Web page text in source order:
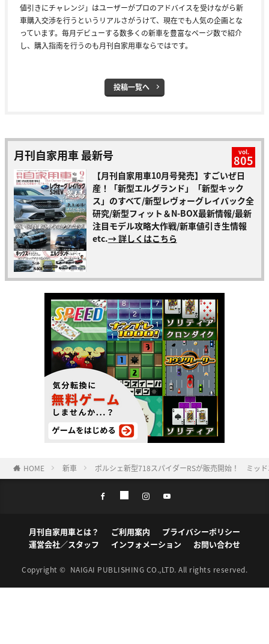
値引きにチャレンジ」はユーザーがプロのアドバイスを受けながら新
車購入交渉を行うというリアルさがうけて、現在でも人気の企画とな
っています。毎月デビューする数多くの新車を豊富なページ数で紹介
し、購入指南を行うのも月刊自家用車ならではです。
投稿一覧へ
月刊自家用車 最新号 vol.
805
【月刊自家用車10月号発売】すごいぜ日
産！「新型エルグランド」「新型キック
ス」のすべて/新型レヴォーグレイバック全
研究/新型フィット＆N-BOX最新情報/最新
注目モデル攻略大作戦/新車値引き生情報
etc.→ 詳しくはこちら
HOME 新車 ポルシェ新型718スパイダーRSが販売開始！ ミッ
月刊自家用車とは？ ご利用案内
プライバシーポリシー
運営会社／スタッフ
インフォメーション お問い合わせ
Copyright © NAIGAI PUBLISHING CO.,LTD. All rights reserved.